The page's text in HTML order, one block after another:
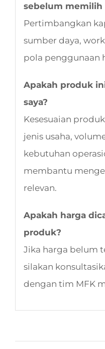
sebelum memilih
Pertimbangkan
sumber daya,
pola penggunaan
Apakah produk
saya?
Kesesuaian
jenis usaha,
kebutuhan
membantu
relevan.
Apakah harga
produk?
Jika harga belum
silakan
dengan tim MFK